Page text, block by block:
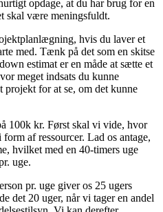
opdage, at du har brug for en
skal være meningsfuldt.
hvis du laver et
med. Tænk på det som en skitse
estimat er en måde at sætte et
meget indsats du kunne
projekt for at se, om det kunne
100k kr. Først skal vi vide, hvor
af ressourcer. Lad os antage,
hvilket med en 40-timers uge
uge.
pr. uge giver os 25 ugers
det 20 uger, når vi tager en andel